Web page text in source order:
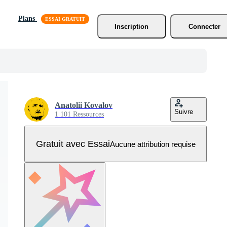
Plans
Inscription
Connecter
Anatolii Kovalov
1 101 Ressources Suivre
Gratuit avec EssaiAucune attribution requise